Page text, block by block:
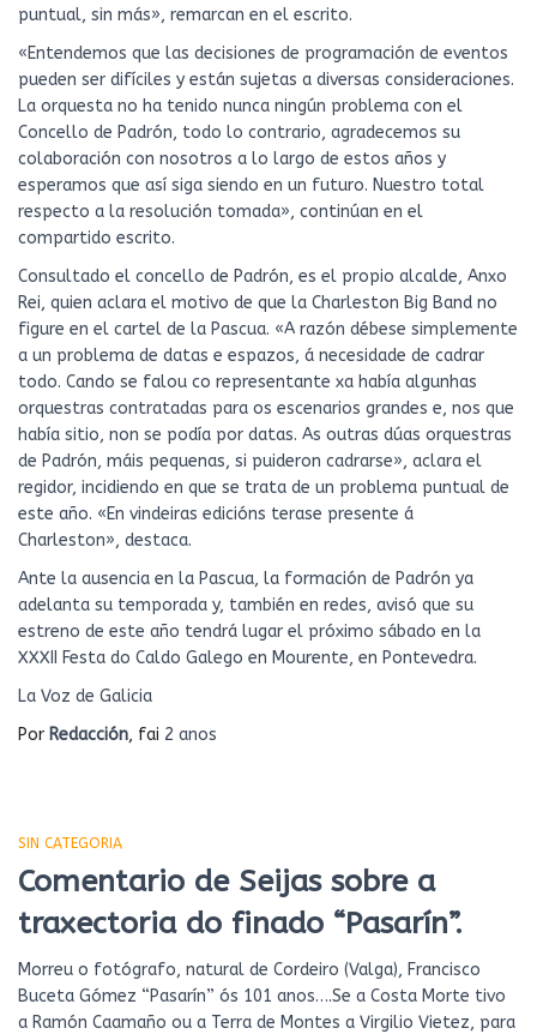
puntual, sin más», remarcan en el escrito.
«Entendemos que las decisiones de programación de eventos
pueden ser difíciles y están sujetas a diversas consideraciones.
La orquesta no ha tenido nunca ningún problema con el
Concello de Padrón, todo lo contrario, agradecemos su
colaboración con nosotros a lo largo de estos años y
esperamos que así siga siendo en un futuro. Nuestro total
respecto a la resolución tomada», continúan en el
compartido escrito.
Consultado el concello de Padrón, es el propio alcalde, Anxo
Rei, quien aclara el motivo de que la Charleston Big Band no
figure en el cartel de la Pascua. «A razón débese simplemente
a un problema de datas e espazos, á necesidade de cadrar
todo. Cando se falou co representante xa había algunhas
orquestras contratadas para os escenarios grandes e, nos que
había sitio, non se podía por datas. As outras dúas orquestras
de Padrón, máis pequenas, si puideron cadrarse», aclara el
regidor, incidiendo en que se trata de un problema puntual de
este año. «En vindeiras edicións terase presente á
Charleston», destaca.
Ante la ausencia en la Pascua, la formación de Padrón ya
adelanta su temporada y, también en redes, avisó que su
estreno de este año tendrá lugar el próximo sábado en la
XXXII Festa do Caldo Galego en Mourente, en Pontevedra.
La Voz de Galicia
Por Redacción, fai 2 anos
SIN CATEGORIA
Comentario de Seijas sobre a
traxectoria do finado “Pasarín”.
Morreu o fotógrafo, natural de Cordeiro (Valga), Francisco
Buceta Gómez “Pasarín” ós 101 anos….Se a Costa Morte tivo
a Ramón Caamaño ou a Terra de Montes a Virgilio Vietez, para